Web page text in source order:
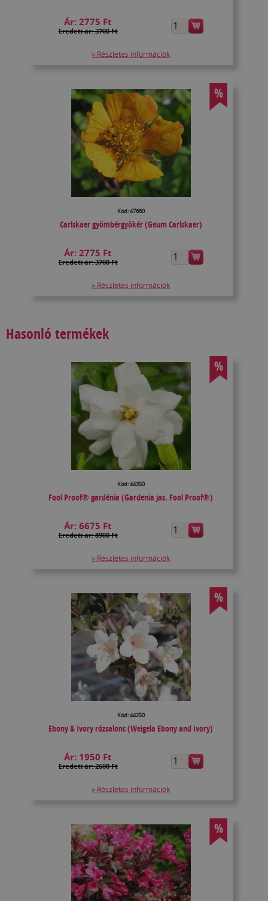
Ár:2775 Ft
Eredeti ár: 3700 Ft
» Részletes információk
%
Kód: 47660
Carlskaer gyömbérgyökér (Geum Carlskaer)
Ár:2775 Ft
Eredeti ár: 3700 Ft
» Részletes információk
Hasonló termékek
%
Kód: 44350
Fool Proof® gardénia (Gardenia jas. Fool Proof®)
Ár:6675 Ft
Eredeti ár: 8900 Ft
» Részletes információk
%
Kód: 44250
Ebony & Ivory rózsalonc (Weigela Ebony and Ivory)
Ár: 1950 Ft
Eredeti ár: 2600 Ft
» Részletes információk
%